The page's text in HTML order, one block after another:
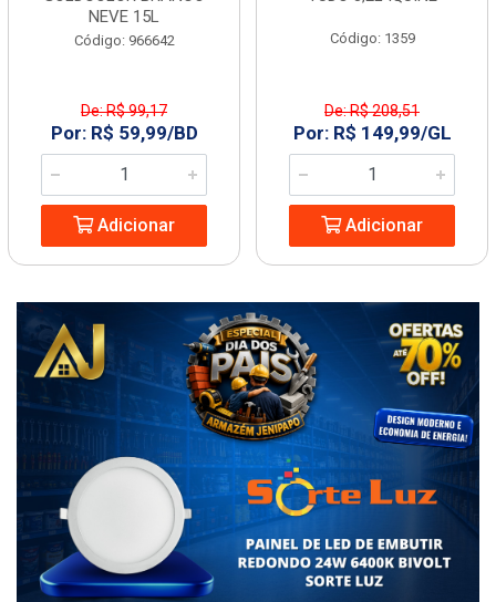
NEVE 15L
Código: 966642
De: R$ 99,17
Por: R$ 59,99/BD
Adicionar
Código: 1359
De: R$ 208,51
Por: R$ 149,99/GL
Adicionar